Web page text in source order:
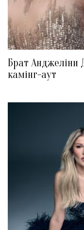
Брат Анджеліни
камінг-аут